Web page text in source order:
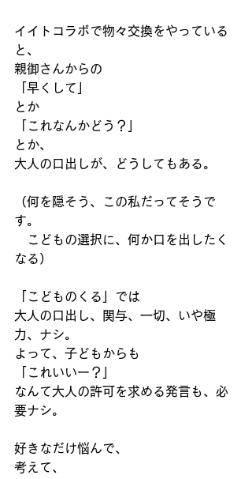
イイトコラボで物々交換をやっている
と、
親御さんからの
「早くして」
とか
「これなんかどう？」
とか、
大人の口出しが、どうしてもある。
（何を隠そう、この私だってそうで
す。
こどもの選択に、何か口を出したく
なる）
「こどものくる」では
大人の口出し、関与、一切、いや極
力、ナシ。
よって、子どもからも
「これいいー？」
なんて大人の許可を求める発言も、必
要ナシ。
好きなだけ悩んで、
考えて、